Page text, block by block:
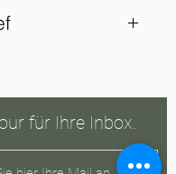
Leroy S.A.,
Boillot, 21190
für Ihre Inbox.